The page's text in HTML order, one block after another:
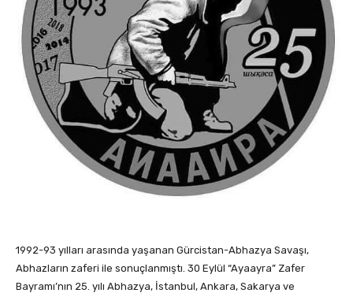
1992-93 yılları arasında yaşanan Gürcistan-Abhazya Savaşı,
Abhazların zaferi ile sonuçlanmıştı. 30 Eylül “Ayaayra” Zafer
Bayramı’nın 25. yılı Abhazya, İstanbul, Ankara, Sakarya ve